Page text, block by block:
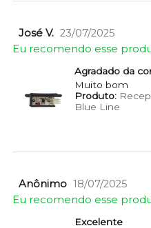
José V. 23/07/2025
Eu recomendo esse
Agradado da
Muito bom
Produto:
Blue Line
Anônimo 18/07/2025
Eu recomendo esse
Excelente